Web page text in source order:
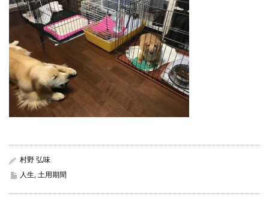
村野 弘味
人生 土用期間